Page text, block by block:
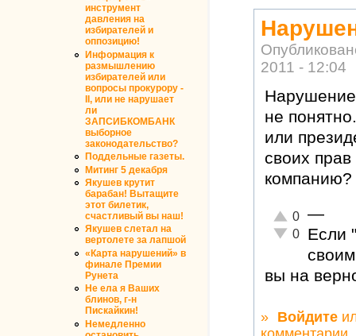
инструмент
давления на
избирателей и
оппозицию!
Информация к
размышлению
избирателей или
вопросы прокурору -
II, или не нарушает
ли
ЗАПСИБКОМБАНК
выборное
законодательство?
Поддельные газеты.
Митинг 5 декабря
Якушев крутит
барабан! Вытащите
этот билетик,
счастливый вы наш!
Якушев слетал на
вертолете за лапшой
«Карта нарушений» в
финале Премии
Рунета
Не ела я Ваших
блинов, г-н
Пискайкин!
Немедленно
2011 - 12:04
Нарушение
не
или
своих
компанию?
Отлично!
0
Неадекватно!
0
—
Если
вы на
» Войдите